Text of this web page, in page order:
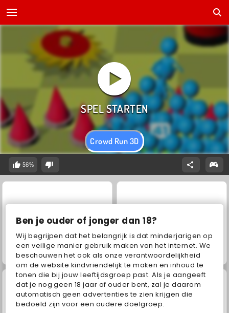
Ben je ouder of jonger dan 18?
Wij begrijpen dat het belangrijk is dat minderjarigen op
een veilige manier gebruik maken van het internet. We
beschouwen het ook als onze verantwoordelijkheid
om de website kindvriendelijk te maken en inhoud te
tonen die bij jouw leeftijdsgroep past. Als je aangeeft
dat je nog geen 18 jaar of ouder bent, zal je daarom
automatisch geen advertenties te zien krijgen die
bedoeld zijn voor een oudere doelgroep.
Crowd Run 3D
56%
Juice Merge Jewel Garden Story